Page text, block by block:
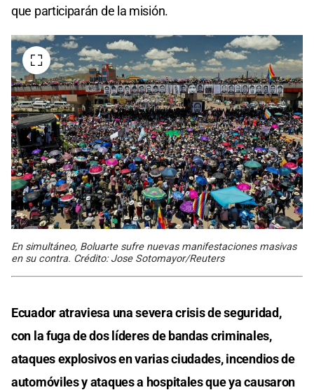
que participarán de la misión.
En simultáneo, Boluarte sufre nuevas manifestaciones masivas
en su contra. Crédito: Jose Sotomayor/Reuters
Ecuador atraviesa una severa crisis de seguridad,
con la fuga de dos líderes de bandas criminales,
ataques explosivos en varias ciudades, incendios de
automóviles y ataques a hospitales que ya causaron